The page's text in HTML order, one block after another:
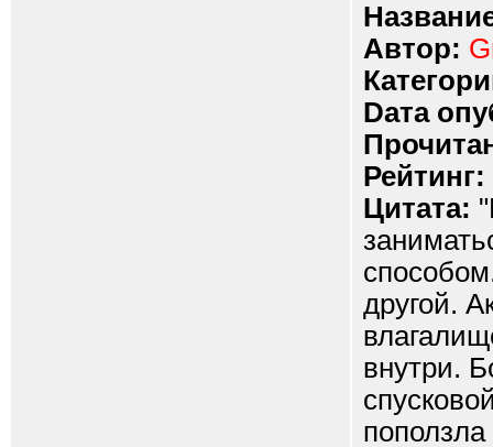
Автор:
Dата
Рейтинг:
Цитата:
другой.
внутри.